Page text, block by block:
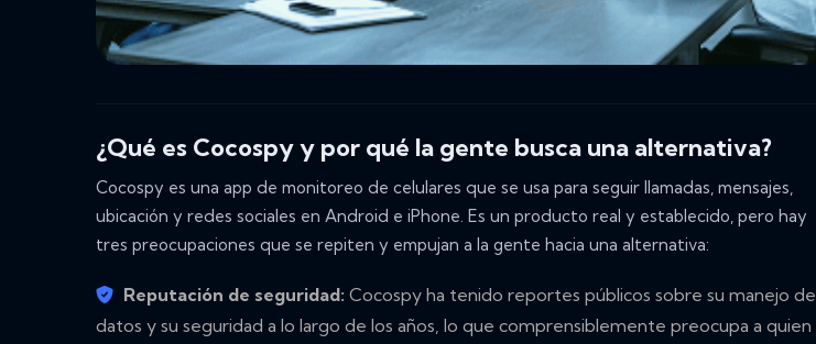
¿Qué es Cocospy y por qué la gente busca una alternativa?
Cocospy es una app de monitoreo de celulares que se usa para seguir llamadas, mensajes,
ubicación y redes sociales en Android e iPhone. Es un producto real y establecido, pero hay
tres preocupaciones que se repiten y empujan a la gente hacia una alternativa:
Reputación de seguridad: Cocospy ha tenido reportes públicos sobre su manejo de
datos y su seguridad a lo largo de los años, lo que comprensiblemente preocupa a quien